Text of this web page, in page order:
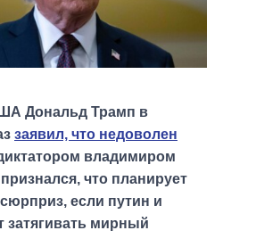
Дональд Трамп в
заявил, что недоволен
владимиром
что планирует
если путин и
затягивать мирный